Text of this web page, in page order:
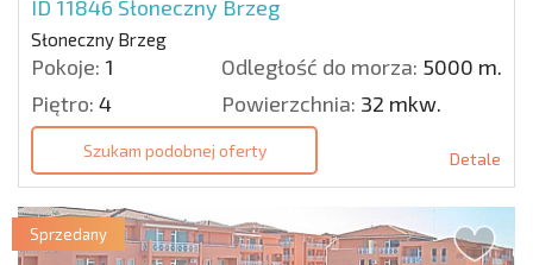
ID 11846 Słoneczny Brzeg
Słoneczny Brzeg
Pokoje: 1 Odległość do morza: 5000 m.
Piętro: 4 Powierzchnia: 32 mkw.
Szukam podobnej oferty Detale
Sprzedany